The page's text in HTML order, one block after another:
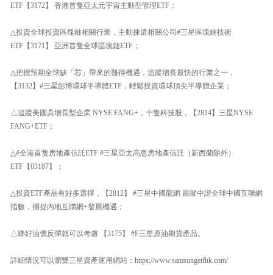
ETF【3172】 香港首隻亞太元宇宙主動型管理ETF；
△投資全球投資區塊鏈相關行業，主動揀選相關公司#三星區塊鏈技術
ETF【3171】 亞洲首隻全球區塊鏈ETF；
△把握預期全球缺「芯」帶來的難得機遇，追蹤增長最快的行業之一，
【3132】#三星彭博環球半導體ETF，輕鬆投資環球頂尖半導體企業；
△追蹤美國具增長型企業 NYSE FANG+，十隻科技股，【2814】三星NYSE
FANG+ETF；
△#全港首隻房地產信託ETF #三星亞太高息房地產信託（新西蘭除外）
ETF【03187】；
△投資ETF產品有好多選擇，【2812】 #三星中國龍網 跟蹤中證全球中國互聯網
指數，捕捉內地互聯網+發展機遇；
△睇好油價反彈就可以考慮 【3175】 #F三星原油期貨產品。
詳細情況可以瀏覽三星資產運用網站：https://www.samsungetfhk.com/